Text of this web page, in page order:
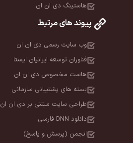
هاستینگ دی ان ان
پیوند های مرتبط
وب سایت رسمی دی ان ان
فناوران توسعه ایرانیان ایستا
هاست مخصوص دی ان ان
بسته های پشتیبانی سازمانی
طراحی سایت مبتنی بر دی ان ان
دانلود DNN فارسی
انجمن (پرسش و پاسخ)